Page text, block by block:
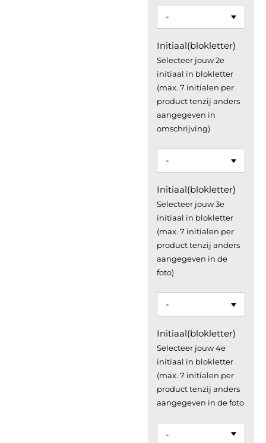
Initiaal(blokletter)
Selecteer jouw 2e
initiaal in blokletter
(max. 7 initialen per
product tenzij anders
aangegeven in
omschrijving)
Initiaal(blokletter)
Selecteer jouw 3e
initiaal in blokletter
(max. 7 initialen per
product tenzij anders
aangegeven in de
foto)
Initiaal(blokletter)
Selecteer jouw 4e
initiaal in blokletter
(max. 7 initialen per
product tenzij anders
aangegeven in de foto